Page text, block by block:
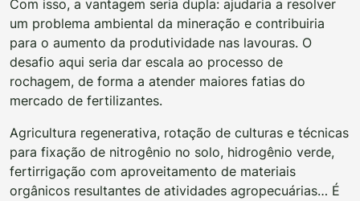
Com isso, a vantagem seria dupla: ajudaria a resolver
um problema ambiental da mineração e contribuiria
para o aumento da produtividade nas lavouras. O
desafio aqui seria dar escala ao processo de
rochagem, de forma a atender maiores fatias do
mercado de fertilizantes.
Agricultura regenerativa, rotação de culturas e técnicas
para fixação de nitrogênio no solo, hidrogênio verde,
fertirrigação com aproveitamento de materiais
orgânicos resultantes de atividades agropecuárias… É